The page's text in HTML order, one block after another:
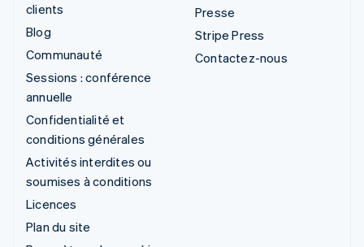
clients
Blog
Communauté
Sessions : conférence
annuelle
Confidentialité et
conditions générales
Activités interdites ou
soumises à conditions
Licences
Plan du site
Presse
Stripe Press
Contactez-nous